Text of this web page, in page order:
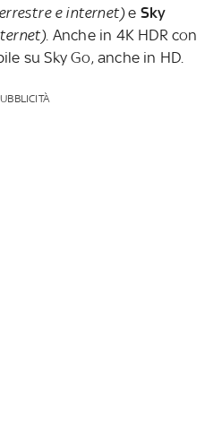
e internet)e Sky
Anche in 4K HDR con
su Sky Go, anche in HD.